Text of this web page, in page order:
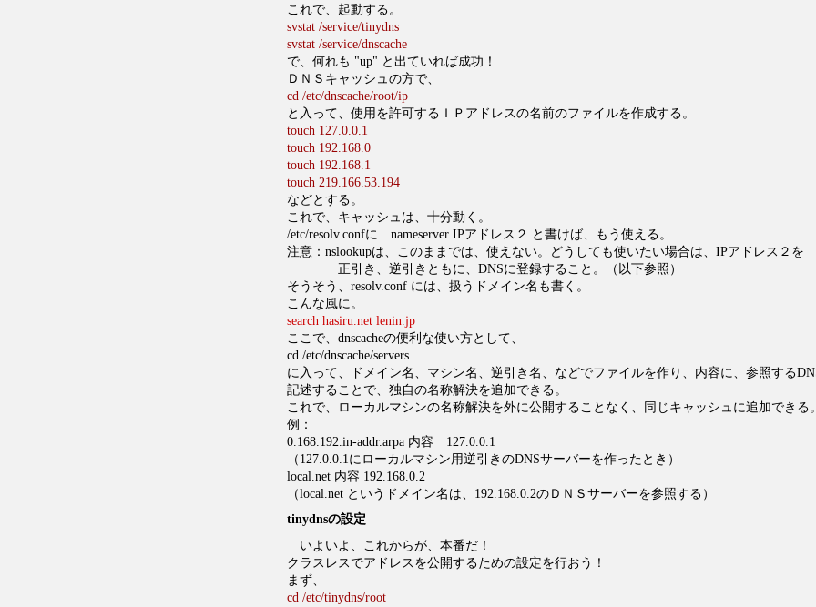
これで、起動する。
svstat /service/tinydns
svstat /service/dnscache
で、何れも "up" と出ていれば成功！
ＤＮＳキャッシュの方で、
cd /etc/dnscache/root/ip
と入って、使用を許可するＩＰアドレスの名前のファイルを作成する。
touch 127.0.0.1
touch 192.168.0
touch 192.168.1
touch 219.166.53.194
などとする。
これで、キャッシュは、十分動く。
/etc/resolv.confに nameserver IPアドレス２ と書けば、もう使える。
注意：nslookupは、このままでは、使えない。どうしても使いたい場合は、IPアドレス２を
正引き、逆引きともに、DNSに登録すること。（以下参照）
そうそう、resolv.conf には、扱うドメイン名も書く。
こんな風に。
search hasiru.net lenin.jp
ここで、dnscacheの便利な使い方として、
cd /etc/dnscache/servers
に入って、ドメイン名、マシン名、逆引き名、などでファイルを作り、内容に、参照する
記述することで、独自の名称解決を追加できる。
これで、ローカルマシンの名称解決を外に公開することなく、同じキャッシュに追加できる。
例：
0.168.192.in-addr.arpa 内容 127.0.0.1
（127.0.0.1にローカルマシン用逆引きのDNSサーバーを作ったとき）
local.net 内容 192.168.0.2
（local.net というドメイン名は、192.168.0.2のＤＮＳサーバーを参照する）
tinydnsの設定
いよいよ、これからが、本番だ！
クラスレスでアドレスを公開するための設定を行おう！
まず、
cd /etc/tinydns/root